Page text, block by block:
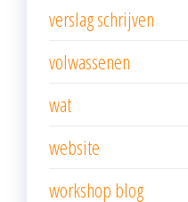
verslag schrijven
volwassenen
wat
website
workshop blog